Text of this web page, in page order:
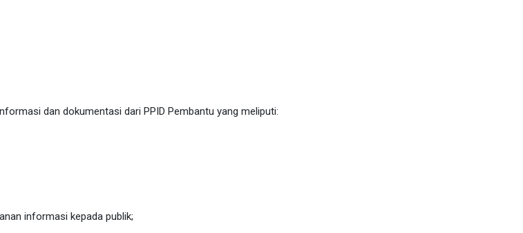
dan dokumentasi dari PPID Pembantu yang meliputi:
informasi kepada publik;